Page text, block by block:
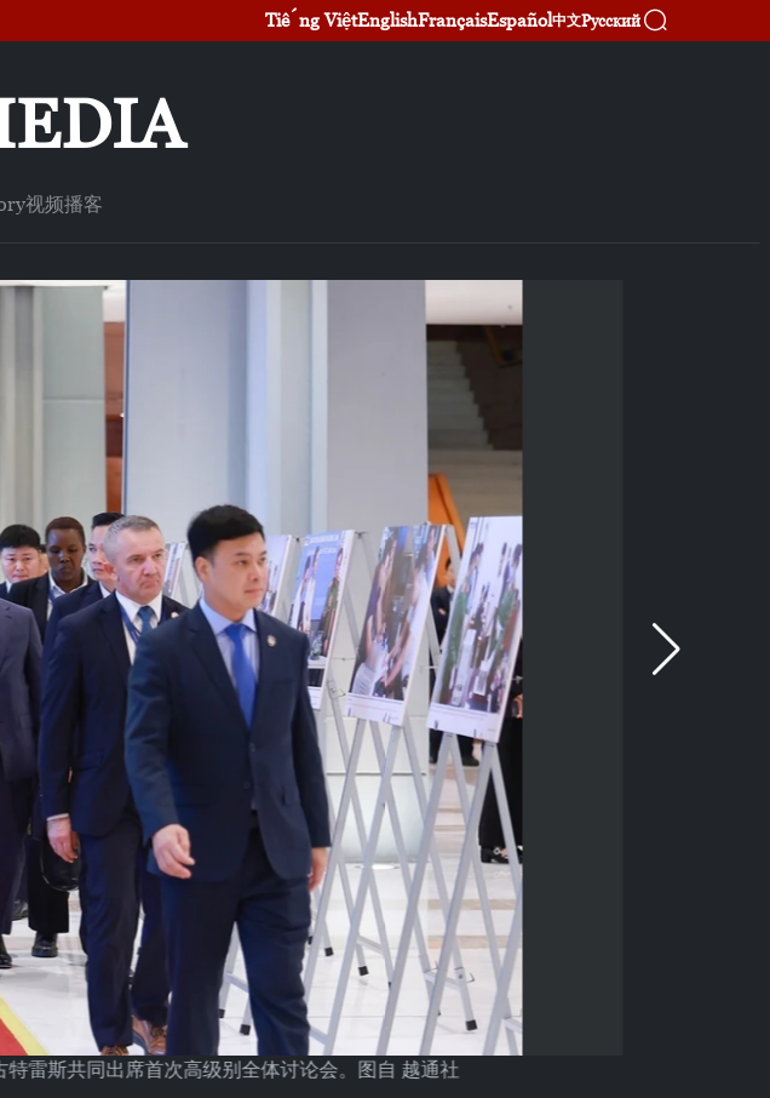
Tiếng ViệtEnglishFrançaisEspañol中文Русский
视频播客
雷斯共同出席首次高级别全体讨论会。图自 越通社